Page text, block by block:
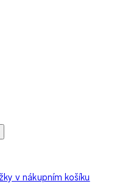
v nákupním košíku